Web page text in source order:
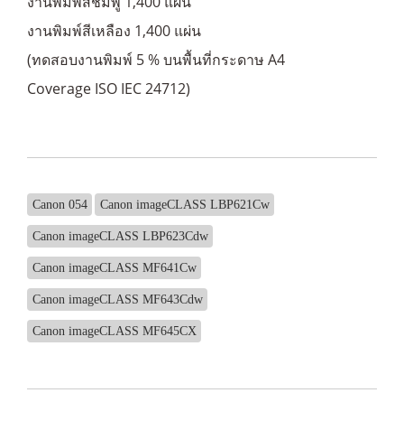
งานพิมพ์สีเหลือง 1,400 แผ่น
(ทดสอบงานพิมพ์ 5 % บนพื้นที่กระดาษ A4
Coverage ISO IEC 24712)
Canon 054 Canon imageCLASS LBP621Cw
Canon imageCLASS LBP623Cdw
Canon imageCLASS MF641Cw
Canon imageCLASS MF643Cdw
Canon imageCLASS MF645CX